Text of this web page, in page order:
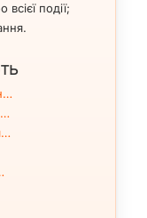
події;